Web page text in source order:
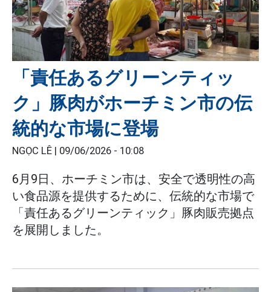
「責任あるグリーンティッ
ク」豚肉がホーチミン市の伝
統的な市場に登場
NGỌC LÊ | 09/06/2026 - 10:08
6月9日、ホーチミン市は、安全で透明性の高
い食品源を提供するために、伝統的な市場で
「責任あるグリーンティック」豚肉販売拠点
を展開しました。